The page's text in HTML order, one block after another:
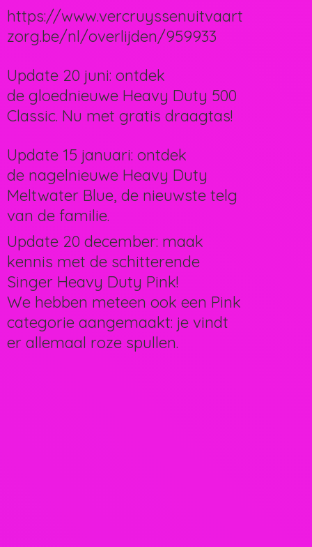
https://www.vercruyssenuitvaart
zorg.be/nl/overlijden/959933
Update 20 juni: ontdek
de gloednieuwe Heavy Duty 500
Classic. Nu met gratis draagtas!
Update 15 januari: ontdek
de nagelnieuwe Heavy Duty
Meltwater Blue, de nieuwste telg
van de familie.
Update 20 december: maak
kennis met de schitterende
Singer Heavy Duty Pink!
We hebben meteen ook een Pink
categorie aangemaakt: je vindt
er allemaal roze spullen.